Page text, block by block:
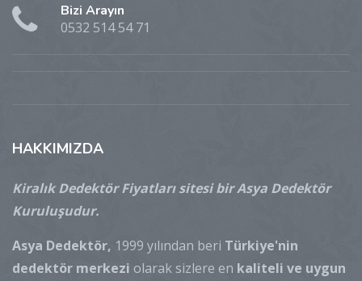
Bizi Arayın
0532 514 54 71
HAKKIMIZDA
Kiralık Dedektör Fiyatları sitesi bir Asya Dedektör
Kuruluşudur.
Asya Dedektör, 1999 yılından beri Türkiye'nin
dedektör merkezi olarak sizlere en kaliteli ve uygun